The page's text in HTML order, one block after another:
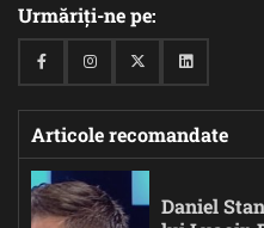
Urmăriți-ne pe:
FacebookInstagramTwitterLinkedin
Articole recomandate
Daniel